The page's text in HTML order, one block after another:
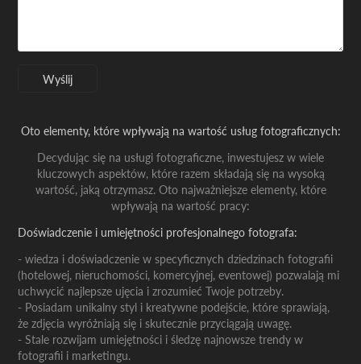
Wyślij
Oto elementy, które wpływają na wartość usług fotograficznych:
Decydując się na usługi fotograficzne, inwestujesz w wiele
kluczowych aspektów, które razem składają się na wysoką
wartość, jaką otrzymasz. Oto najważniejsze elementy, które
wpływają na wartość pracy:
Doświadczenie i umiejętności profesjonalnego fotografa:
- wiedza i doświadczenie w specyficznych dziedzinach fotografii
(hotelowej, nieruchomości, komercyjnej, eventowej) pozwalają mi
uchwycić najlepsze ujęcia i zrozumieć Twoje potrzeby.
- Posiadam unikalny styl i kreatywne podejście, które sprawiają,
że zdjęcia wyróżniają się i skutecznie przyciągają uwagę.
- Stale rozwijam umiejętności i śledzę najnowsze trendy w
fotografii i marketingu.